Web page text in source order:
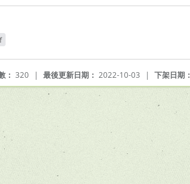
下架日期：
最後更新日期： 2022-10-03 |
： 320 |